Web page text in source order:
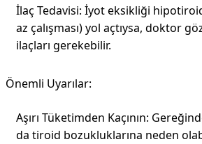
İlaç Tedavisi: İyot eksikliği
az çalışması) yol açtıysa, doktor
ilaçları gerekebilir.
Önemli Uyarılar:
Aşırı Tüketimden Kaçının:
da tiroid bozukluklarına neden